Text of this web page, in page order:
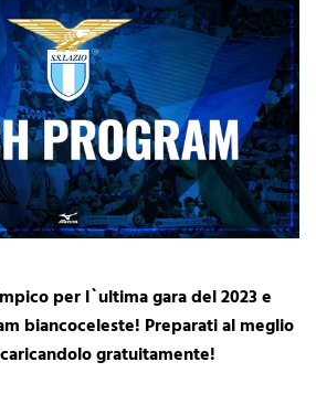
per l`ultima gara del 2023 e
biancoceleste! Preparati al meglio
gratuitamente!